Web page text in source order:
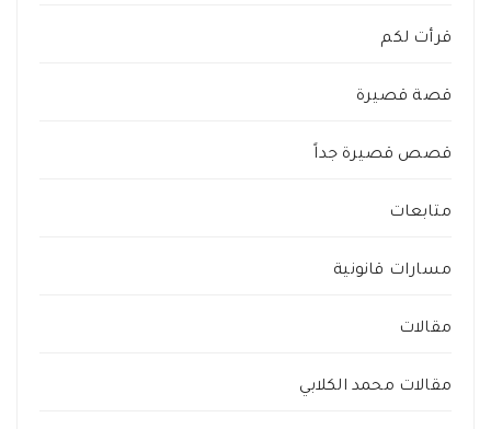
قرأت لكم
قصة قصيرة
قصص قصيرة جداً
متابعات
مسارات قانونية
مقالات
مقالات محمد الكلابي